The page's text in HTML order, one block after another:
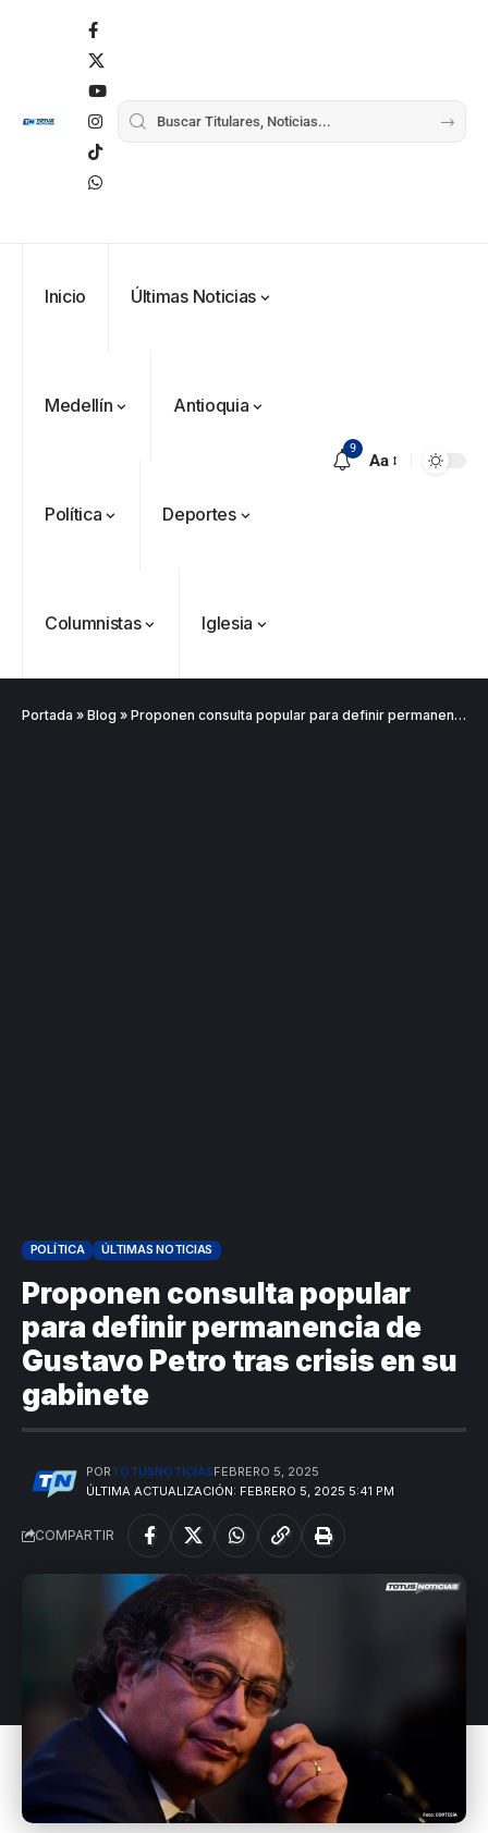
Inicio Últimas Noticias
Medellín Antioquia
Política Deportes
Columnistas Iglesia
9
Aa
Portada » Blog » Proponen consulta popular para definir permanencia de Gustavo Petro tras crisis en su gabinete
POLÍTICA ÚLTIMAS NOTICIAS
Proponen consulta popular
para definir permanencia de
Gustavo Petro tras crisis en su
gabinete
ÚLTIMA ACTUALIZACIÓN: FEBRERO 5, 2025 5:41 PM
PORTOTUSNOTICIASFEBRERO 5, 2025
COMPARTIR